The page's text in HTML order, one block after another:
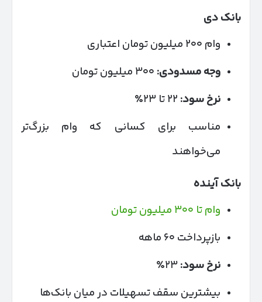
بانک دی
وام ۲۰۰ میلیون تومان اعتباری
وجه مسدودی:
نرخ سود:
مناسب برای کسانی که وام بزرگ‌تر
می‌خواهند
بانک آینده
وام تا ۳۰۰ میلیون تومان
بازپرداخت ۶۰ ماهه
نرخ سود:
بیشترین سقف تسهیلات در میان بانک‌ها